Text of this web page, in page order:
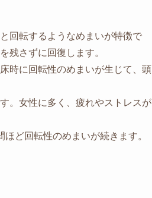
回転するようなめまいが特徴で
残さずに回復します。
時に回転性のめまいが生じて、頭
。女性に多く、疲れやストレスが
ど回転性のめまいが続きます。